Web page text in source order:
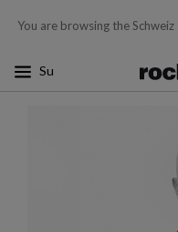
You are browsing the Schweiz